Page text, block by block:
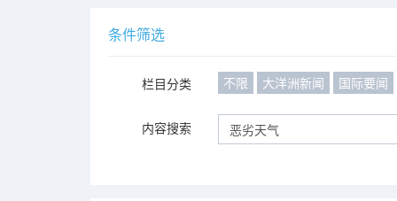
条件筛选
栏目分类 不限 大洋洲新闻 国际要闻
内容搜索